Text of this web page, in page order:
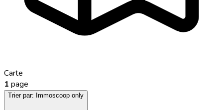
Carte
1 page
Trier par: Immoscoop only